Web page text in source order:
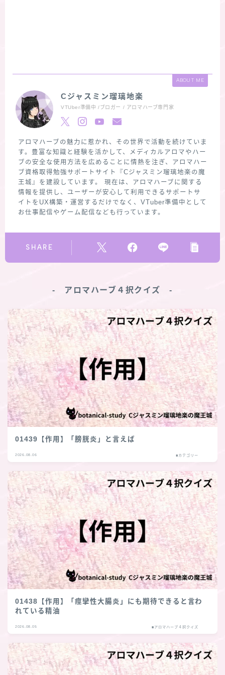
ABOUT ME
Cジャスミン瑠璃地楽
VTUber準備中 /ブロガー / アロマハーブ専門家
アロマハーブの魅力に惹かれ、その世界で活動を続けていま
す。豊富な知識と経験を活かして、メディカルアロマやハー
ブの安全な使用方法を広めることに情熱を注ぎ、アロマハー
ブ資格取得勉強サポートサイト『Cジャスミン瑠璃地楽の魔
王城』を建設しています。 現在は、アロマハーブに関する
情報を提供し、ユーザーが安心して利用できるサポートサ
イトをUX構築・運営するだけでなく、VTuber準備中として
お仕事配信やゲーム配信なども行っています。
SHARE
‐ アロマハーブ４択クイズ ‐
01439【作用】「膀胱炎」と言えば
2026.08.06 ■カテゴリー
01438【作用】「痙攣性大腸炎」にも期待できると言わ
れている精油
2026.08.05 ■アロマハーブ４択クイズ